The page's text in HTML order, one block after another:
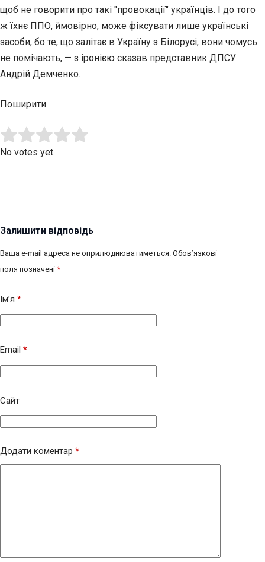
щоб не говорити про такі "провокації" українців. І до того
ж їхнє ППО, ймовірно, може фіксувати лише українські
засоби, бо те, що залітає в Україну з Білорусі, вони чомусь
не помічають, — з іронією сказав представник ДПСУ
Андрій Демченко.
Поширити
Rate this item:
No votes yet.
Залишити відповідь
Ваша e-mail адреса не оприлюднюватиметься. Обов’язкові
поля позначені *
Ім’я *
Email *
Сайт
Додати коментар *